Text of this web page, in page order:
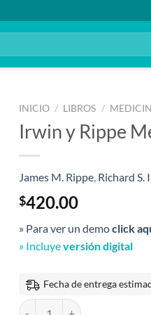
INICIO / LIBROS /
Irwin y Rippe
James M. Rippe Richard S.
$420.00
» Para ver un democlick
» Incluyeversión digital
Fecha de entrega
Irwin y Rippe Medicina en